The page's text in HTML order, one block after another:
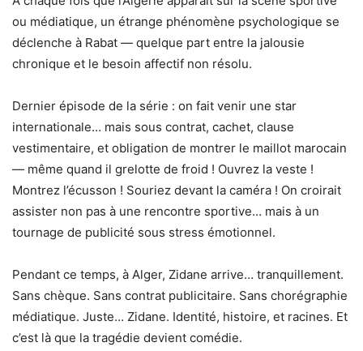
ou médiatique, un étrange phénomène psychologique se
déclenche à Rabat — quelque part entre la jalousie
chronique et le besoin affectif non résolu.
Dernier épisode de la série : on fait venir une star
internationale… mais sous contrat, cachet, clause
vestimentaire, et obligation de montrer le maillot marocain
— même quand il grelotte de froid ! Ouvrez la veste !
Montrez l’écusson ! Souriez devant la caméra ! On croirait
assister non pas à une rencontre sportive… mais à un
tournage de publicité sous stress émotionnel.
Pendant ce temps, à Alger, Zidane arrive… tranquillement.
Sans chèque. Sans contrat publicitaire. Sans chorégraphie
médiatique. Juste… Zidane. Identité, histoire, et racines. Et
c’est là que la tragédie devient comédie.